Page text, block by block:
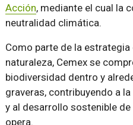
Acción, mediante el cual la
neutralidad climática.
Como parte de la
naturaleza, Cemex se
biodiversidad dentro y
graveras, contribuyendo a
y al desarrollo sostenible
opera.